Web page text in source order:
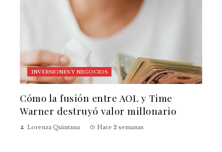
INVERSIONES Y NEGOCIOS
Cómo la fusión entre AOL y Time
Warner destruyó valor millonario
Lorenza Quintana Hace 2 semanas